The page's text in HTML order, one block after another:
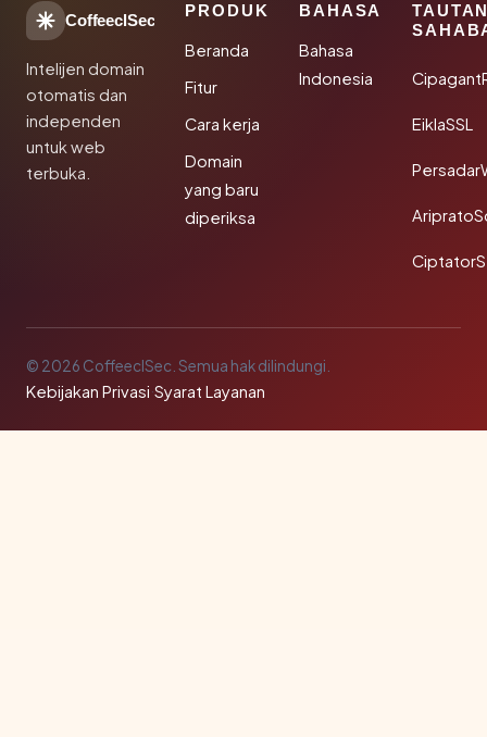
CoffeeclSec
Intelijen domain
otomatis dan
independen
untuk web
terbuka.
PRODUK
Beranda
Fitur
Cara kerja
Domain
yang baru
diperiksa
BAHASA
Bahasa
Indonesia
EiklaSSL
© 2026 CoffeeclSec. Semua hak dilindungi.
Kebijakan Privasi·Syarat Layanan